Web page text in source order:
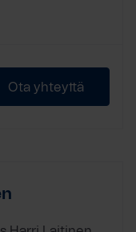
Ota yhteyttä